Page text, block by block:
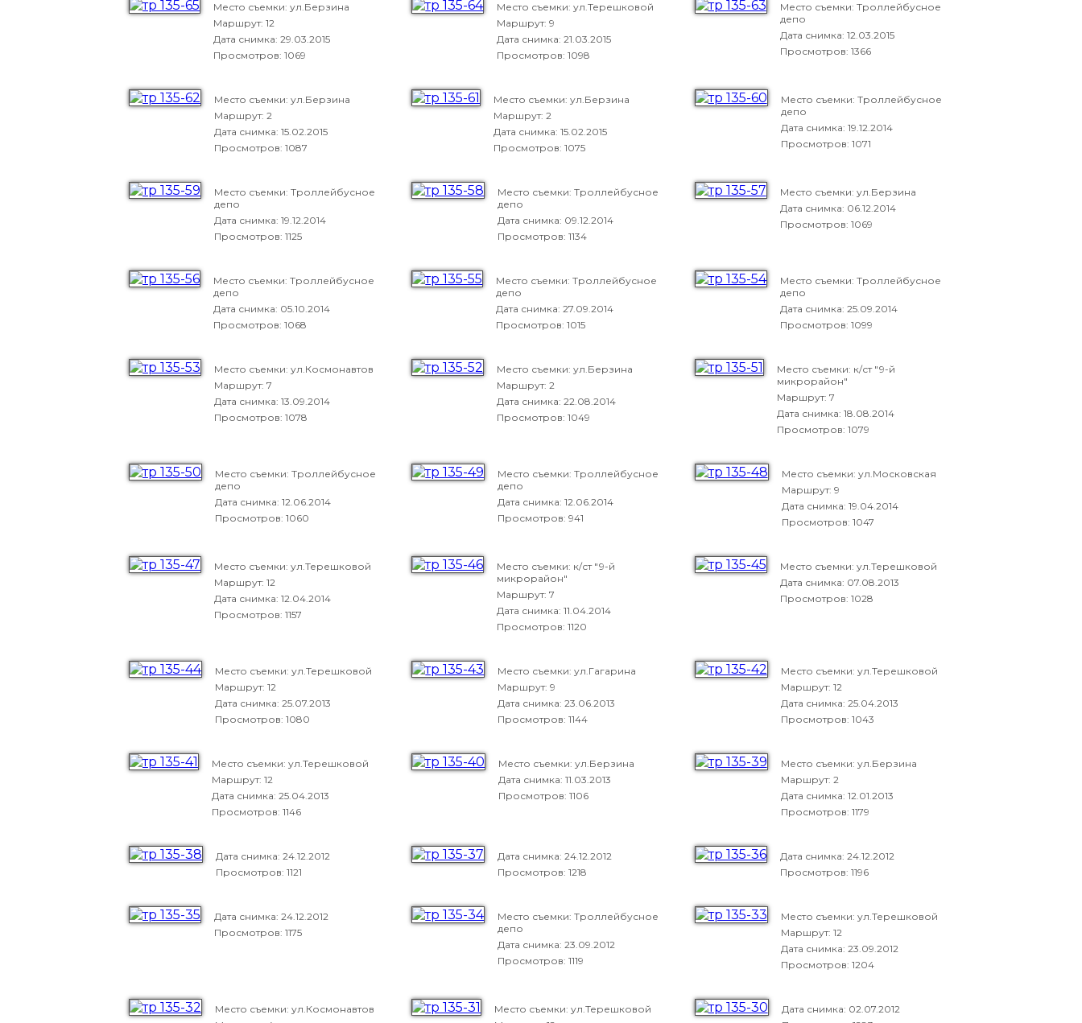
Место съемки: ул.Берзина
Маршрут: 12
Дата снимка: 29.03.2015
Просмотров: 1069
Место съемки: ул.Терешковой
Маршрут: 9
Дата снимка:21.03.2015
Просмотров: 1098
Место съемки: Троллейбусное
депо
Дата снимка: 12.03.2015
Просмотров: 1366
Место съемки: ул.Берзина
Маршрут: 2
Дата снимка: 15.02.2015
Просмотров: 1087
Место съемки: ул.Берзина
Маршрут: 2
Дата снимка:15.02.2015
Просмотров: 1075
Место съемки: Троллейбусное
депо
Дата снимка: 19.12.2014
Просмотров: 1071
Место съемки: Троллейбусное
депо
Дата снимка: 19.12.2014
Просмотров: 1125
Место съемки: Троллейбусное
депо
Дата снимка: 09.12.2014
Просмотров: 1134
Место съемки: ул.Берзина
Дата снимка: 06.12.2014
Просмотров: 1069
Место съемки: Троллейбусное
депо
Дата снимка: 05.10.2014
Просмотров: 1068
Место съемки: Троллейбусное
депо
Дата снимка:27.09.2014
Просмотров: 1015
Место съемки: Троллейбусное
депо
Дата снимка: 25.09.2014
Просмотров: 1099
Место съемки: ул.Космонавтов
Маршрут: 7
Дата снимка: 13.09.2014
Просмотров: 1078
Место съемки: ул.Берзина
Маршрут: 2
Дата снимка:22.08.2014
Просмотров: 1049
Место съемки: к/ст "9-й
микрорайон"
Маршрут: 7
Дата снимка: 18.08.2014
Просмотров: 1079
Место съемки: Троллейбусное
депо
Дата снимка: 12.06.2014
Просмотров: 1060
Место съемки: Троллейбусное
депо
Дата снимка:12.06.2014
Просмотров: 941
Место съемки: ул.Московская
Маршрут: 9
Дата снимка: 19.04.2014
Просмотров: 1047
Место съемки: ул.Терешковой
Маршрут: 12
Дата снимка: 12.04.2014
Просмотров: 1157
Место съемки: к/ст "9-й
микрорайон"
Маршрут: 7
Дата снимка:11.04.2014
Просмотров: 1120
Место съемки: ул.Терешковой
Дата снимка: 07.08.2013
Просмотров: 1028
Место съемки: ул.Терешковой
Маршрут: 12
Дата снимка: 25.07.2013
Просмотров: 1080
Место съемки: ул.Гагарина
Маршрут: 9
Дата снимка:23.06.2013
Просмотров: 1144
Место съемки: ул.Терешковой
Маршрут: 12
Дата снимка: 25.04.2013
Просмотров: 1043
Место съемки: ул.Терешковой
Маршрут: 12
Дата снимка: 25.04.2013
Просмотров: 1146
Место съемки: ул.Берзина
Дата снимка:11.03.2013
Просмотров: 1106
Место съемки: ул.Берзина
Маршрут: 2
Дата снимка: 12.01.2013
Просмотров: 1179
Дата снимка: 24.12.2012
Просмотров: 1121
Дата снимка:24.12.2012
Просмотров: 1218
Дата снимка: 24.12.2012
Просмотров: 1196
Дата снимка: 24.12.2012
Просмотров: 1175
Место съемки: Троллейбусное
депо
Дата снимка:23.09.2012
Просмотров: 1119
Место съемки: ул.Терешковой
Маршрут: 12
Дата снимка: 23.09.2012
Просмотров: 1204
Место съемки: ул.Космонавтов
Место съемки: ул.Терешковой
Дата снимка: 02.07.2012